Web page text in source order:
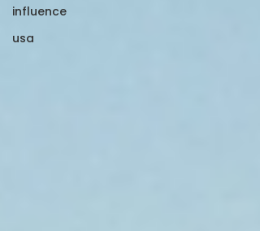
influence
usa